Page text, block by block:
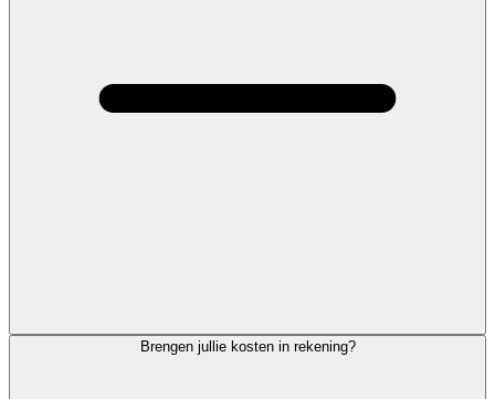
Brengen jullie kosten in rekening?